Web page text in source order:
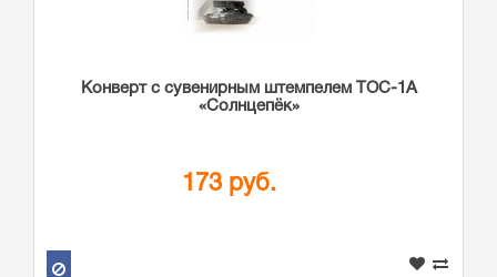
Конверт с сувенирным штемпелем ТОС-1А
«Солнцепёк»
173 руб.